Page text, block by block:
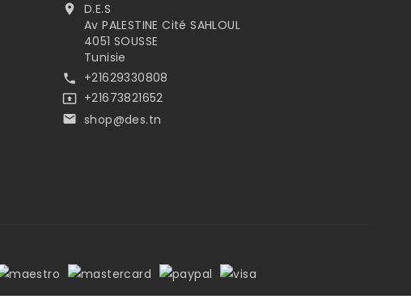

D.E.S
Av PALESTINE Cité SAHLOUL
4051 SOUSSE
Tunisie
 +21629330808
 +21673821652
 shop@des.tn